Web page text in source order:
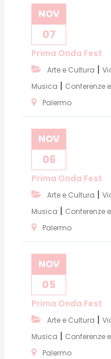
NOV
07
Prima Onda Fest
Arte e Cultura |
Musica | Conferenze
Palermo
NOV
06
Prima Onda Fest
Arte e Cultura |
Musica | Conferenze
Palermo
NOV
05
Prima Onda Fest
Arte e Cultura |
Musica | Conferenze
Palermo